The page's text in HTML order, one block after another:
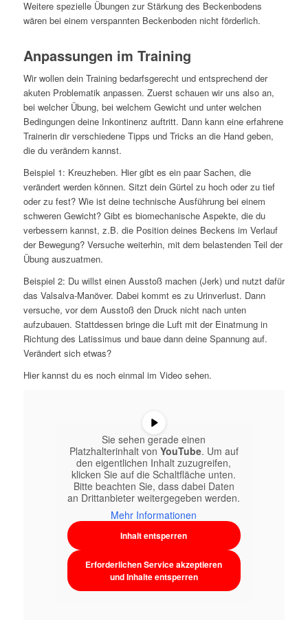
Weitere spezielle Übungen zur Stärkung des Beckenbodens
wären bei einem verspannten Beckenboden nicht förderlich.
Anpassungen im Training
Wir wollen dein Training bedarfsgerecht und entsprechend der
akuten Problematik anpassen. Zuerst schauen wir uns also an,
bei welcher Übung, bei welchem Gewicht und unter welchen
Bedingungen deine Inkontinenz auftritt. Dann kann eine erfahrene
Trainerin dir verschiedene Tipps und Tricks an die Hand geben,
die du verändern kannst.
Beispiel 1: Kreuzheben. Hier gibt es ein paar Sachen, die
verändert werden können. Sitzt dein Gürtel zu hoch oder zu tief
oder zu fest? Wie ist deine technische Ausführung bei einem
schweren Gewicht? Gibt es biomechanische Aspekte, die du
verbessern kannst, z.B. die Position deines Beckens im Verlauf
der Bewegung? Versuche weiterhin, mit dem belastenden Teil der
Übung auszuatmen.
Beispiel 2: Du willst einen Ausstoß machen (Jerk) und nutzt dafür
das Valsalva-Manöver. Dabei kommt es zu Urinverlust. Dann
versuche, vor dem Ausstoß den Druck nicht nach unten
aufzubauen. Stattdessen bringe die Luft mit der Einatmung in
Richtung des Latissimus und baue dann deine Spannung auf.
Verändert sich etwas?
Hier kannst du es noch einmal im Video sehen.
Sie sehen gerade einen
Platzhalterinhalt von YouTube. Um auf
den eigentlichen Inhalt zuzugreifen,
klicken Sie auf die Schaltfläche unten.
Bitte beachten Sie, dass dabei Daten
an Drittanbieter weitergegeben werden.
Mehr Informationen
Inhalt entsperren
Erforderlichen Service akzeptieren
und Inhalte entsperren